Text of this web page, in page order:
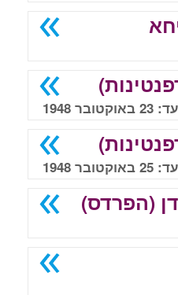
(הפרדס)